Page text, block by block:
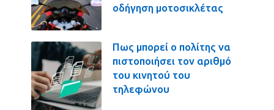
οδήγηση μοτοσικλέτας
Πως μπορεί ο πολίτης να
πιστοποιήσει τον αριθμό
του κινητού του
τηλεφώνου